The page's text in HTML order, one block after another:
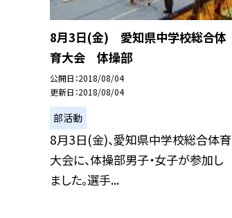
8月3日(金) 愛知県中学校総合体
育大会 体操部
公開日 2018/08/04
更新日 2018/08/04
部活動
8月3日(金)、愛知県中学校総合体育
大会に、体操部男子・女子が参加し
ました。選手...